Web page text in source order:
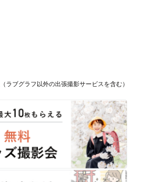
ブグラフ以外の出張撮影サービスを含む）